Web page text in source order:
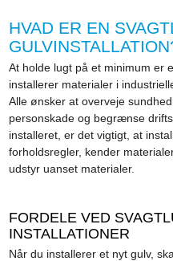
HVAD ER EN
At holde lugt på et minimum er
installerer materialer i
Alle ønsker at overveje
personskade og begrænse
installeret, er det vigtigt, at
forholdsregler, kender
udstyr uanset materialer.
FORDELE VED
INSTALLATIONER
Når du installerer et nyt gulv,